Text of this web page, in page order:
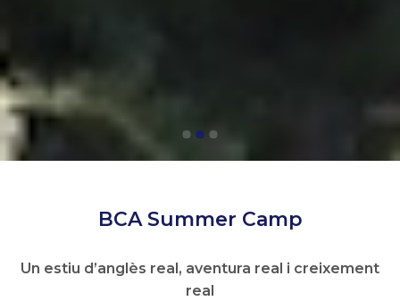
BCA Summer Camp
Un estiu d’anglès real, aventura real i creixement
real